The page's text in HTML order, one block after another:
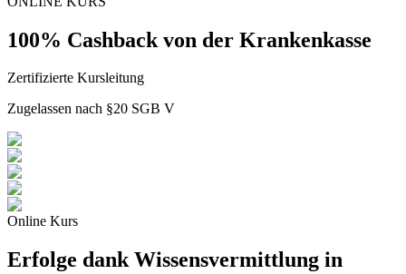
100% Cashback von der Krankenkasse
Zertifizierte Kursleitung
Zugelassen nach §20 SGB V
Online Kurs
Erfolge dank Wissensvermittlung in